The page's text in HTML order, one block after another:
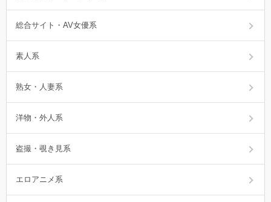
総合サイト・AV女優系
素人系
熟女・人妻系
洋物・外人系
盗撮・覗き見系
エロアニメ系